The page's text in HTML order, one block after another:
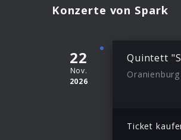
Konzerte von Spark
22
Nov.
2026
Quintett
Ticket